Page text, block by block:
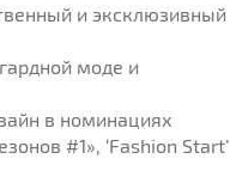
и эксклюзивный
моде и
в номинациях
#1», ‘Fashion Start’